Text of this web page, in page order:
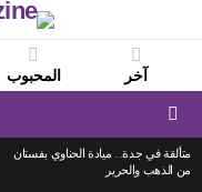
آخر المحبوب
LATEST
STORIES
متألقة في جدة.. ميادة الحناوي بفستان
من الذهب والحرير